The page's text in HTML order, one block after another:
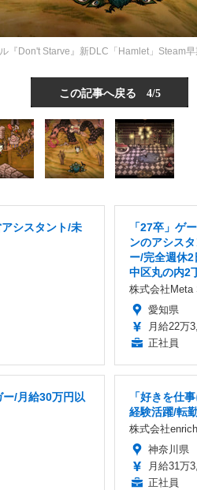
『Don't Starve』新DLC「Hamlet」Steam早
この記事へ戻る 4/5
シスタント/未
「27卒」ゲ
ンのアシス
ー/完全週休
中区丸の内2
株式会社Meta
愛知県
月給22万
正社員
/月給30万円以
「好きを仕
経験活躍/転
株式会社
神奈川県
月給31万
正社員